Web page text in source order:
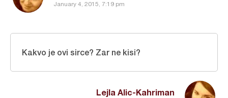
January 4, 2015, 7:19 pm
Lejla Alic-Kahriman
Kakvo je ovi sirce? Zar ne kisi?